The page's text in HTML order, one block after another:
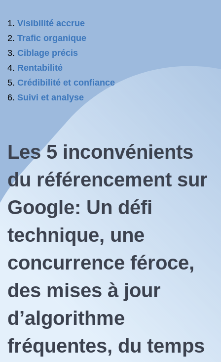
Visibilité accrue
Trafic organique
Ciblage précis
Rentabilité
Crédibilité et confiance
Suivi et analyse
Les 5 inconvénients
du référencement sur
Google: Un défi
technique, une
concurrence féroce,
des mises à jour
d’algorithme
fréquentes, du temps